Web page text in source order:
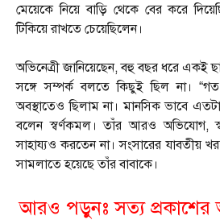
মেয়েকে নিয়ে বাড়ি থেকে বের করে
টিকিয়ে রাখতে চেয়েছিলেন।
অভিনেত্রী জানিয়েছেন, বহু বছর ধরে একই
সঙ্গে সম্পর্ক বলতে কিছুই ছিল না।
অবস্থাতেও ছিলাম না। মানসিক ভাবে
বলেন স্বর্ণকমল। তাঁর আরও অভিযোগ,
সাহায্যও করতেন না। সংসারের যাবতীয়
সামলাতে হয়েছে তাঁর বাবাকে।
আরও পড়ুনঃ সত্য